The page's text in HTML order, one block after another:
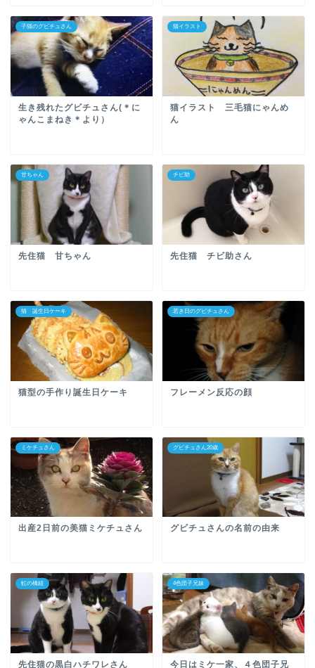
子猫のグビチュさん
生き残れたグビチュさん(＊に
ゃんこまねき＊より）
猫イラスト
猫イラスト 三毛猫にゃんめ
ん
甘ちゃん
先住猫 甘ちゃん
チビ助
先住猫 チビ助さん
猫 誕生日ケーキ
猫型の手作り誕生日ケーキ
若き日のグビチュさん
フレーメン反応の顔
ミケチュさん
出産2日前の美猫ミケチュさん
グビチュさん20歳
グビチュさんの名前の由来
虹の橋組
先住猫の黒白ハチワレさん
4色団子兄妹
今日はミケ一家、４色団子兄